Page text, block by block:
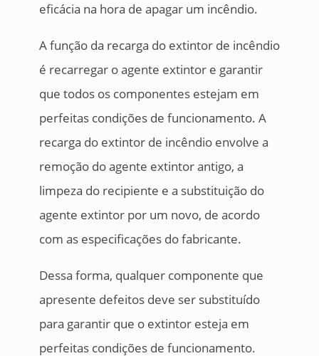
eficácia na hora de apagar um incêndio.
A função da recarga do extintor de incêndio
é recarregar o agente extintor e garantir
que todos os componentes estejam em
perfeitas condições de funcionamento. A
recarga do extintor de incêndio envolve a
remoção do agente extintor antigo, a
limpeza do recipiente e a substituição do
agente extintor por um novo, de acordo
com as especificações do fabricante.
Dessa forma, qualquer componente que
apresente defeitos deve ser substituído
para garantir que o extintor esteja em
perfeitas condições de funcionamento.